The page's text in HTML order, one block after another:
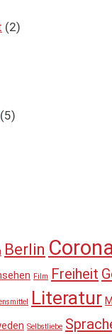
(2)
(5)
Berlin
Film Freiheit
Literatur
Selbstliebe